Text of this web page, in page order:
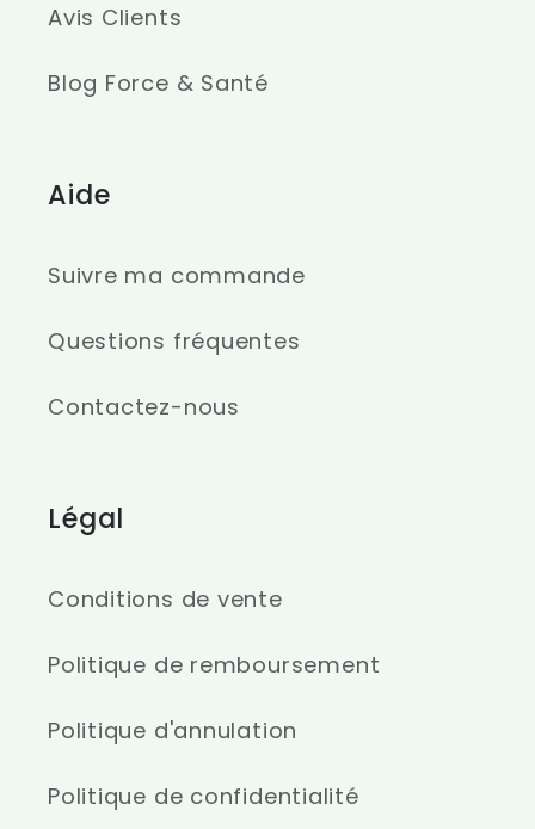
Avis Clients
Blog Force & Santé
Aide
Suivre ma commande
Questions fréquentes
Contactez-nous
Légal
Conditions de vente
Politique de remboursement
Politique d'annulation
Politique de confidentialité